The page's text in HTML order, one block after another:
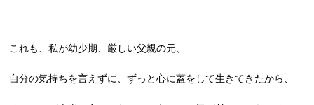
これも、私が幼少期、厳しい父親の元、
自分の気持ちを言えずに、ずっと心に蓋をして生きてきたから、